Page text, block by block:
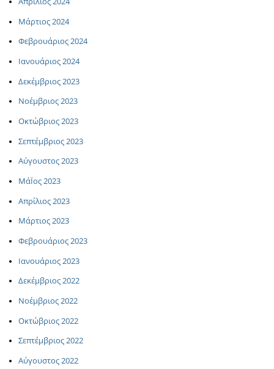
Μάρτιος 2024
Φεβρουάριος 2024
Ιανουάριος 2024
Δεκέμβριος 2023
Νοέμβριος 2023
Οκτώβριος 2023
Σεπτέμβριος 2023
Αύγουστος 2023
ΜάΪος 2023
Απρίλιος 2023
Μάρτιος 2023
Φεβρουάριος 2023
Ιανουάριος 2023
Δεκέμβριος 2022
Νοέμβριος 2022
Οκτώβριος 2022
Σεπτέμβριος 2022
Αύγουστος 2022